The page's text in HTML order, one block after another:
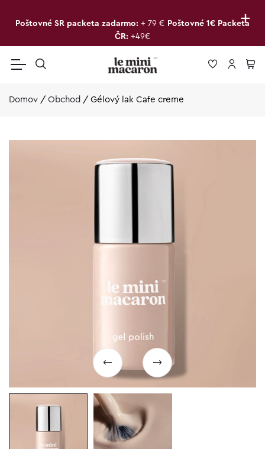
+
Poštovné SR packeta zadarmo: + 79 € Poštovné 1€ Packeta
ČR: +49€
Domov / Obchod / Gélový lak Cafe creme